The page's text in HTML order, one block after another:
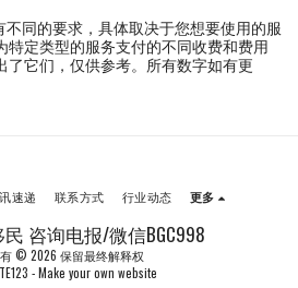
不同的要求，具体取决于您想要使用的服
特定类型的服务支付的不同收费和费用
了它们，仅供参考。所有数字如有更
咨询电报/微信BGC998
© 2026 保留最终解释权
-Make your own website
速递 联系方式 行业动态 更多